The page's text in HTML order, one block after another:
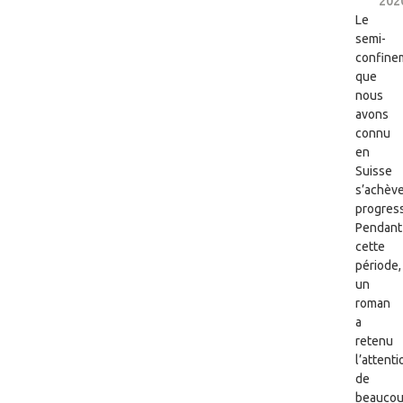
Le
semi-
que
nous
avons
connu
en
Suisse
Pendant
cette
période,
un
roman
a
retenu
de